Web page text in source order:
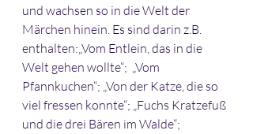
und wachsen so in die Welt der
Märchen hinein. Es sind darin z.B.
enthalten:„Vom Entlein, das in die
Welt gehen wollte“;  „Vom
Pfannkuchen“; „Von der Katze, die so
viel fressen konnte“; „Fuchs Kratzefuß
und die drei Bären im Walde“;